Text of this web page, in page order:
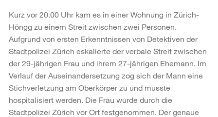
Kurz vor 20.00 Uhr kam es in einer Wohnung in Zürich-
Höngg zu einem Streit zwischen zwei Personen.
Aufgrund von ersten Erkenntnissen von Detektiven der
Stadtpolizei Zürich eskalierte der verbale Streit zwischen
der 29-jährigen Frau und ihrem 27-jährigen Ehemann. Im
Verlauf der Auseinandersetzung zog sich der Mann eine
Stichverletzung am Oberkörper zu und musste
hospitalisiert werden. Die Frau wurde durch die
Stadtpolizei Zürich vor Ort festgenommen. Der genaue